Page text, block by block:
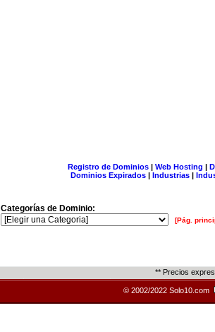
Registro de Dominios| Web Hosting |
Dominios Expirados | Industrias |
Categorías de Dominio:
[Pág.
** Precios
© 2002/2022 Solo10.com